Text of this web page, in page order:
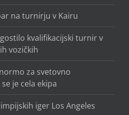
na turnirju v Kairu
kvalifikacijski turnir v
vozičkih
za svetovno
je cela ekipa
iger Los Angeles